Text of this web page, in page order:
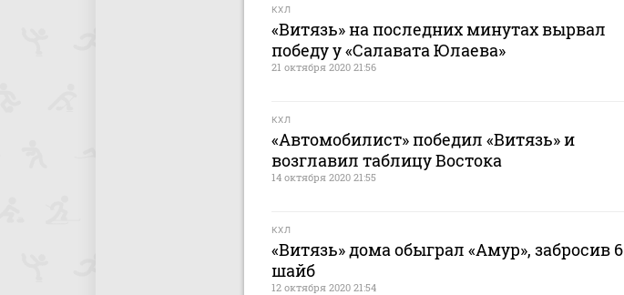
КХЛ
«Витязь» на последних минутах вырвал
победу у «Салавата Юлаева»
21 октября 2020 21:56
КХЛ
«Автомобилист» победил «Витязь» и
возглавил таблицу Востока
14 октября 2020 21:55
КХЛ
«Витязь» дома обыграл «Амур», забросив 6
шайб
12 октября 2020 21:54